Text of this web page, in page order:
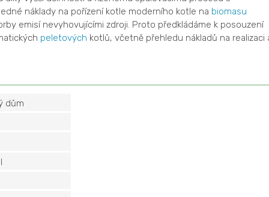
náklady na pořízení kotle moderního kotle na biomasu
emisí nevyhovujícími zdroji. Proto předkládáme k posouzení
peletových kotlů, včetně přehledu nákladů na realizaci
dům